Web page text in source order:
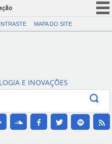
CORONAVÍRUS (COVID-19)
Canais
MAPA DO SITE
E INOVAÇÕES